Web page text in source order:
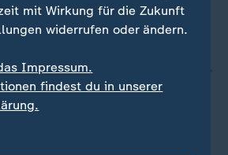
mit Wirkung für die Zukunft
widerrufen oder ändern.
Impressum.
findest du in unserer